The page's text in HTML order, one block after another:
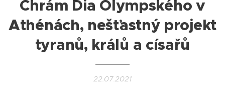
Chrám Dia Olympského v
Athénách, nešťastný projekt
tyranů, králů a císařů
22.07.2021